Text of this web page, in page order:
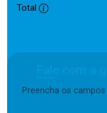
Total
Preencha os